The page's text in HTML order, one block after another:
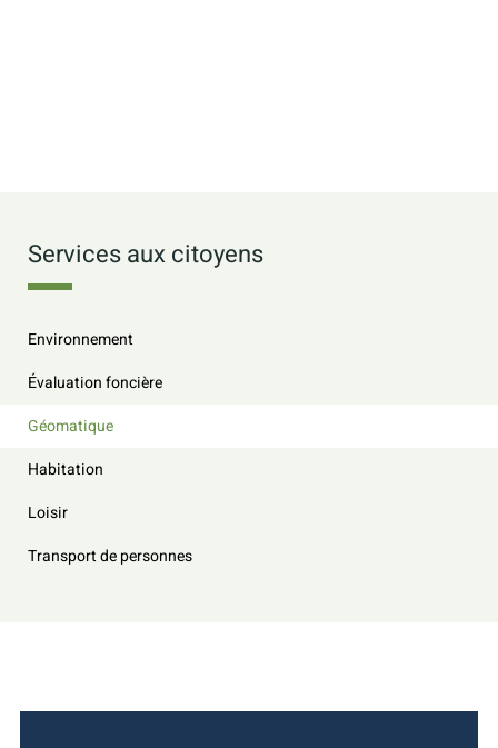
Services aux citoyens
Environnement
Évaluation foncière
Géomatique
Habitation
Loisir
Transport de personnes